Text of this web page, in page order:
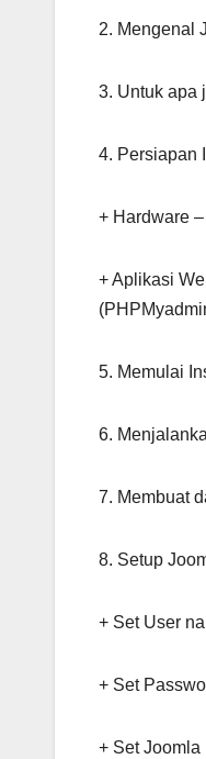
2. Mengenal
3. Untuk apa
4. Persiapan
+ Hardware
+ Aplikasi
5. Memulai
6.
7. Membuat
8. Setup
+ Set User
+ Set
+ Set Joomla